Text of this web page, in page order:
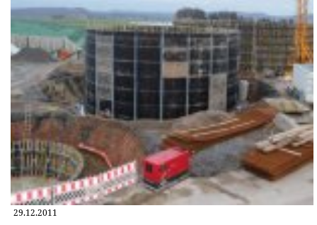
29.12.2011